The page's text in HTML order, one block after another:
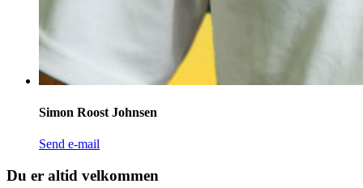
Simon Roost Johnsen
Send e-mail
Du er altid velkommen